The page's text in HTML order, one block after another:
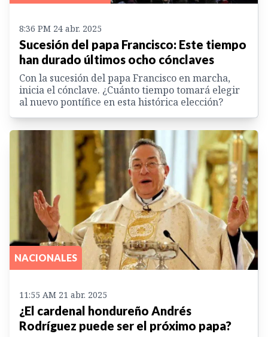
8:36 PM 24 abr. 2025
Sucesión del papa Francisco: Este tiempo
han durado últimos ocho cónclaves
Con la sucesión del papa Francisco en marcha,
inicia el cónclave. ¿Cuánto tiempo tomará elegir
al nuevo pontífice en esta histórica elección?
NACIONALES
11:55 AM 21 abr. 2025
¿El cardenal hondureño Andrés
Rodríguez puede ser el próximo papa?